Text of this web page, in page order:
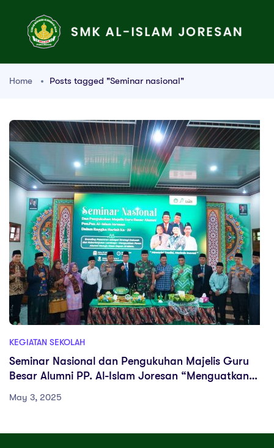
Home Posts tagged "Seminar nasional"
KEGIATAN SEKOLAH
Seminar Nasional dan Pengukuhan Majelis Guru
Besar Alumni PP. Al-Islam Joresan “Menguatkan
May 3, 2025